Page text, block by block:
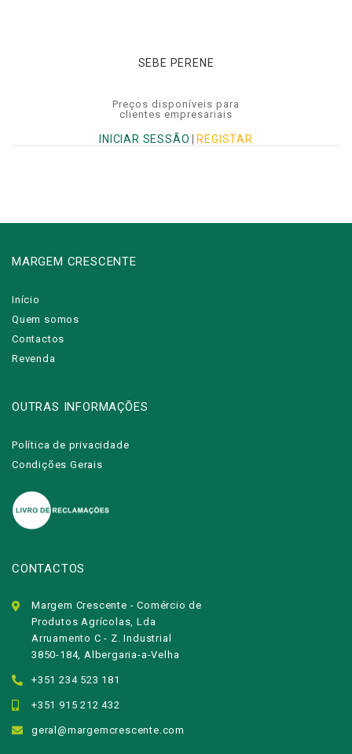
SEBE PERENE
Preços disponíveis para
clientes empresariais
INICIAR SESSÃO |REGISTAR
MARGEM CRESCENTE
Início
Quem somos
Contactos
Revenda
OUTRAS INFORMAÇÕES
Política de privacidade
Condições Gerais
CONTACTOS
Margem Crescente - Comércio de
Produtos Agrícolas, Lda
Arruamento C - Z. Industrial
3850-184, Albergaria-a-Velha
+351 234 523 181
+351 915 212 432
geral@margemcrescente.com